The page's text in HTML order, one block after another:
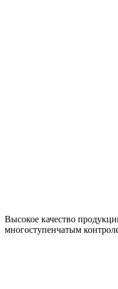
Высокое качество
многоступенчатым